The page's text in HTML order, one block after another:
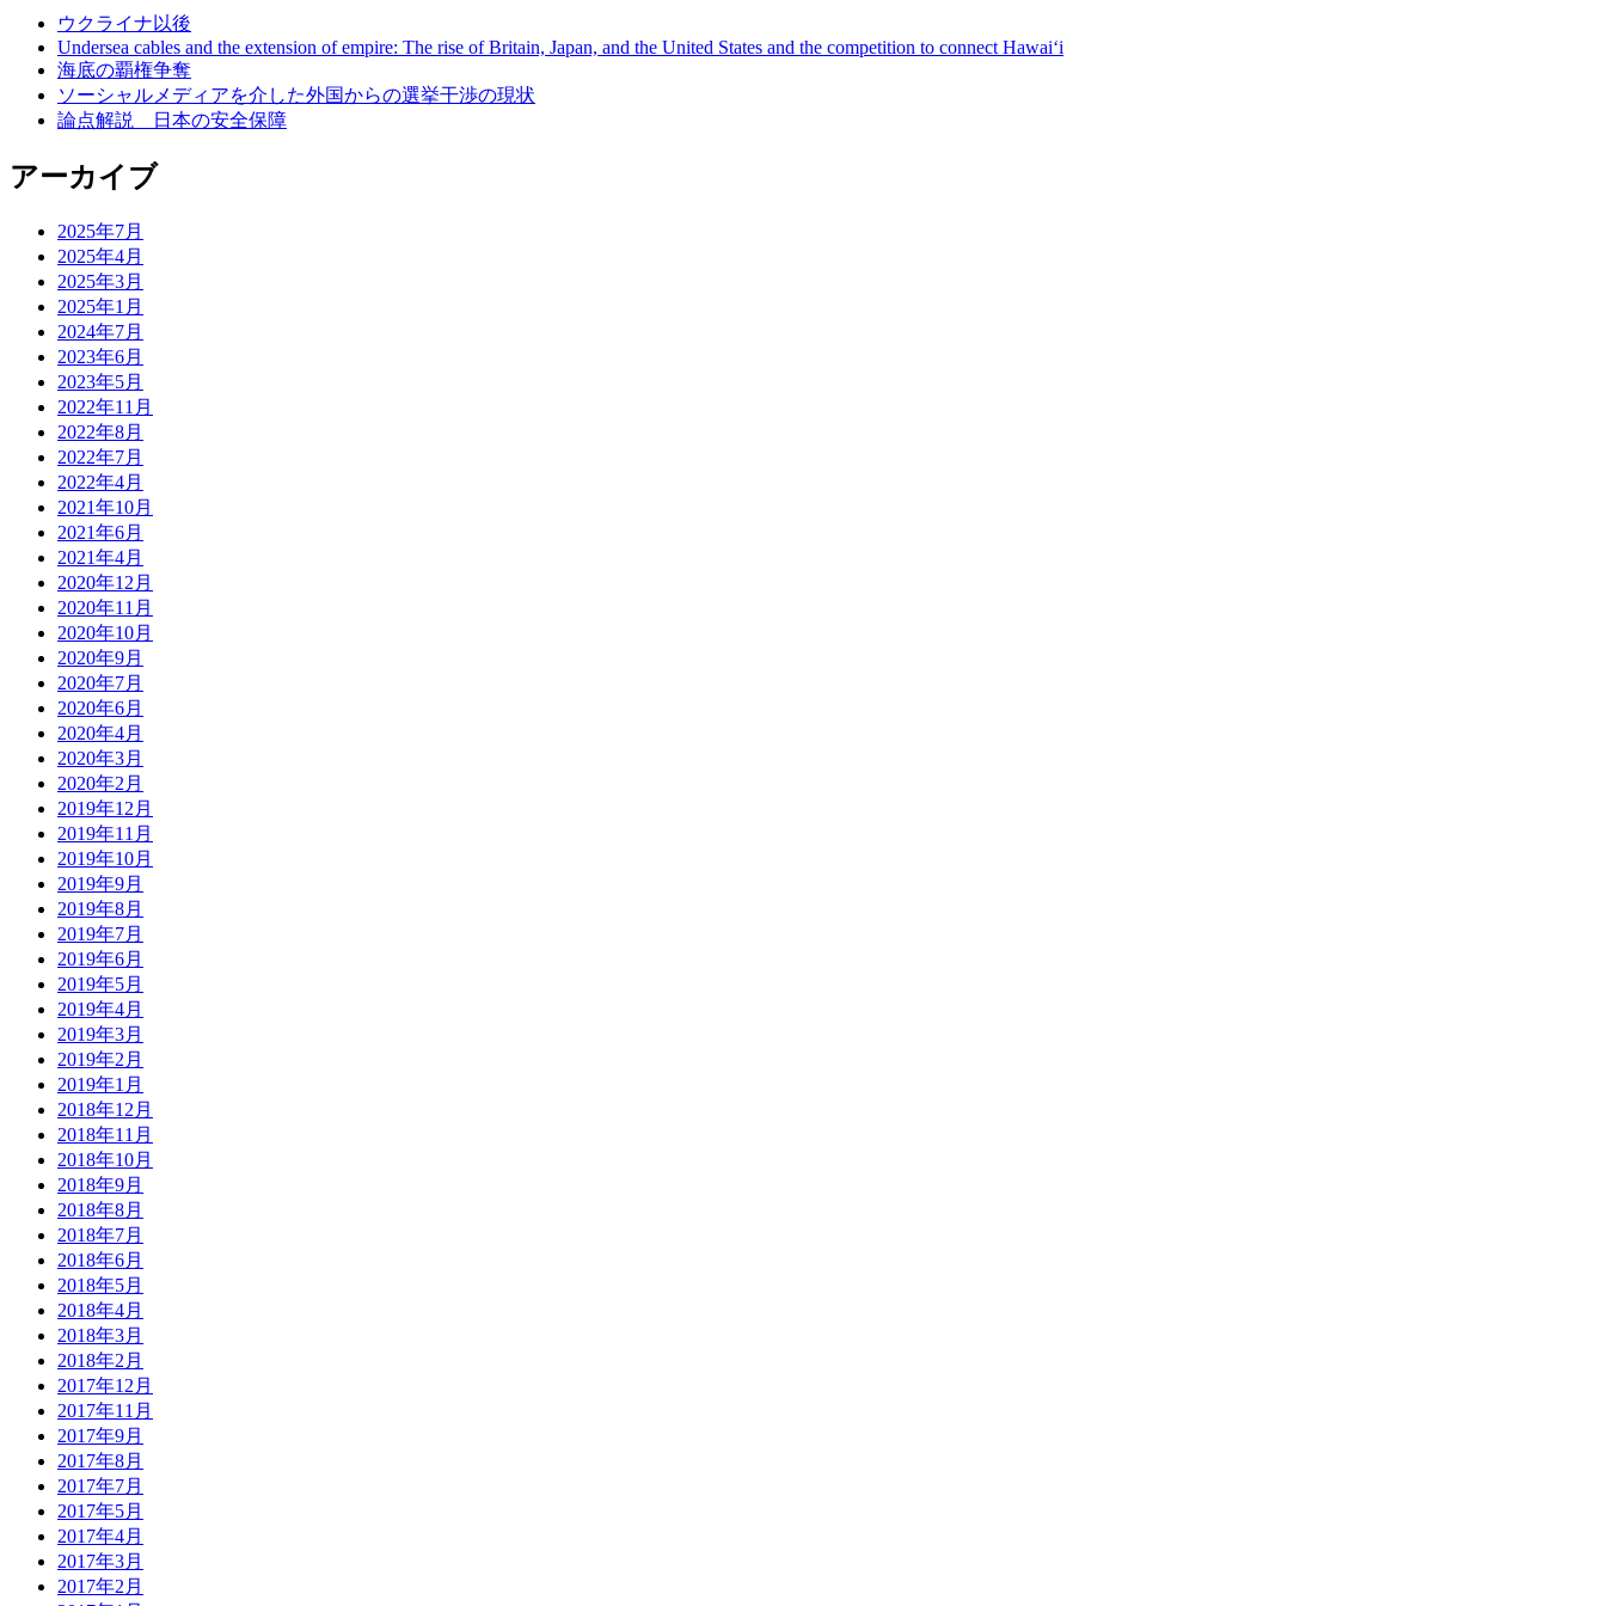
ウクライナ以後
Undersea cables and the extension of empire: The rise of Britain, Japan, and the United States and the competition to connect Hawai‘i
海底の覇権争奪
ソーシャルメディアを介した外国からの選挙干渉の現状
論点解説 日本の安全保障
アーカイブ
2025年7月
2025年4月
2025年3月
2025年1月
2024年7月
2023年6月
2023年5月
2022年11月
2022年8月
2022年7月
2022年4月
2021年10月
2021年6月
2021年4月
2020年12月
2020年11月
2020年10月
2020年9月
2020年7月
2020年6月
2020年4月
2020年3月
2020年2月
2019年12月
2019年11月
2019年10月
2019年9月
2019年8月
2019年7月
2019年6月
2019年5月
2019年4月
2019年3月
2019年2月
2019年1月
2018年12月
2018年11月
2018年10月
2018年9月
2018年8月
2018年7月
2018年6月
2018年5月
2018年4月
2018年3月
2018年2月
2017年12月
2017年11月
2017年9月
2017年8月
2017年7月
2017年5月
2017年4月
2017年3月
2017年2月